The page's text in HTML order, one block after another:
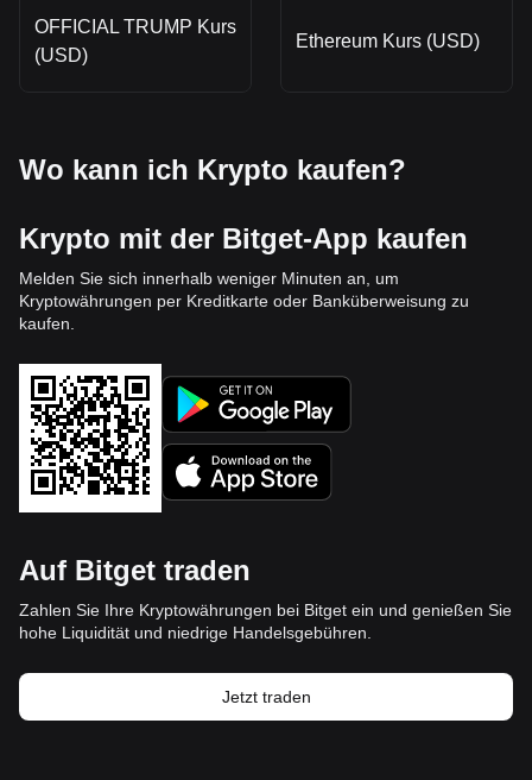
OFFICIAL TRUMP Kurs
(USD)
Ethereum Kurs (USD)
Wo kann ich Krypto kaufen?
Krypto mit der Bitget-App kaufen
Melden Sie sich innerhalb weniger Minuten an, um
Kryptowährungen per Kreditkarte oder Banküberweisung zu
kaufen.
Auf Bitget traden
Zahlen Sie Ihre Kryptowährungen bei Bitget ein und genießen Sie
hohe Liquidität und niedrige Handelsgebühren.
Jetzt traden